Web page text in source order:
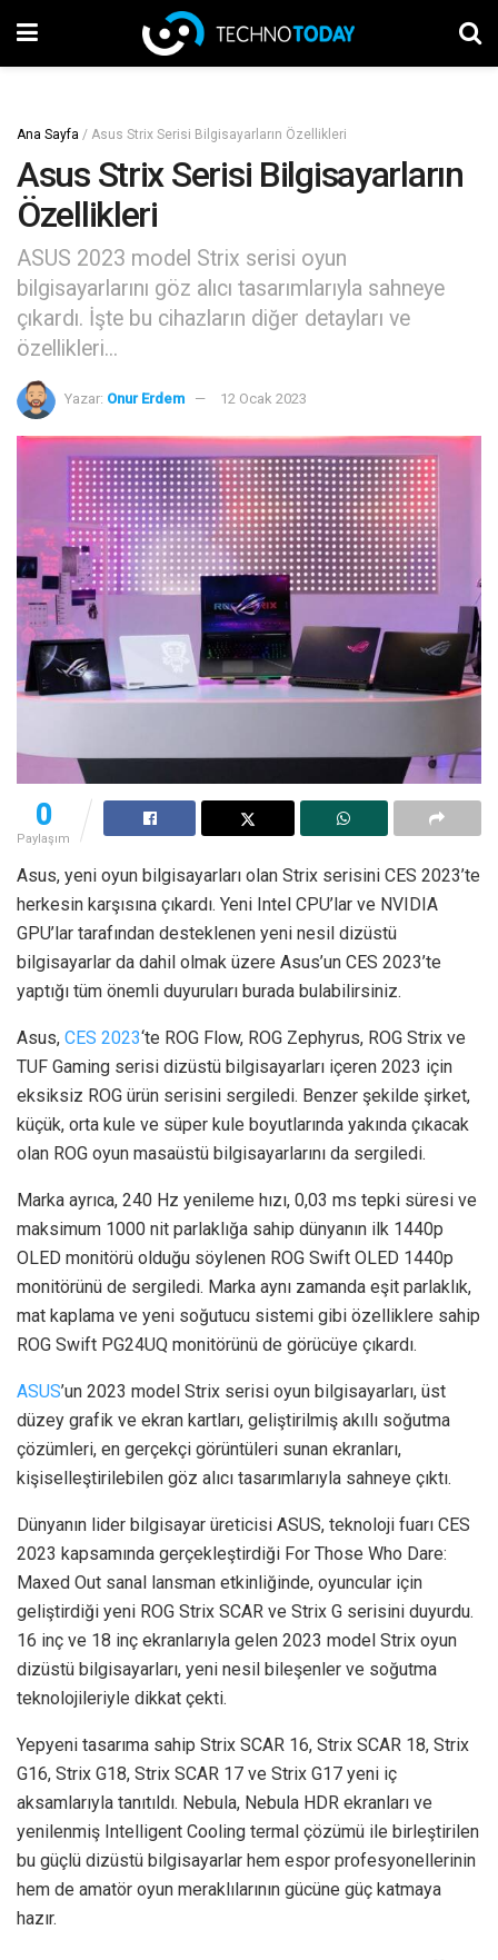
Ana Sayfa / Asus Strix Serisi Bilgisayarların Özellikleri
Asus Strix Serisi Bilgisayarların
Özellikleri
ASUS 2023 model Strix serisi oyun
bilgisayarlarını göz alıcı tasarımlarıyla sahneye
çıkardı. İşte bu cihazların diğer detayları ve
özellikleri...
Yazar: Onur Erdem 12 Ocak 2023
0
Paylaşım
Asus, yeni oyun bilgisayarları olan Strix serisini CES 2023’te
herkesin karşısına çıkardı. Yeni Intel CPU’lar ve NVIDIA
GPU’lar tarafından desteklenen yeni nesil dizüstü
bilgisayarlar da dahil olmak üzere Asus’un CES 2023’te
yaptığı tüm önemli duyuruları burada bulabilirsiniz.
Asus, CES 2023‘te ROG Flow, ROG Zephyrus, ROG Strix ve
TUF Gaming serisi dizüstü bilgisayarları içeren 2023 için
eksiksiz ROG ürün serisini sergiledi. Benzer şekilde şirket,
küçük, orta kule ve süper kule boyutlarında yakında çıkacak
olan ROG oyun masaüstü bilgisayarlarını da sergiledi.
Marka ayrıca, 240 Hz yenileme hızı, 0,03 ms tepki süresi ve
maksimum 1000 nit parlaklığa sahip dünyanın ilk 1440p
OLED monitörü olduğu söylenen ROG Swift OLED 1440p
monitörünü de sergiledi. Marka aynı zamanda eşit parlaklık,
mat kaplama ve yeni soğutucu sistemi gibi özelliklere sahip
ROG Swift PG24UQ monitörünü de görücüye çıkardı.
ASUS’un 2023 model Strix serisi oyun bilgisayarları, üst
düzey grafik ve ekran kartları, geliştirilmiş akıllı soğutma
çözümleri, en gerçekçi görüntüleri sunan ekranları,
kişiselleştirilebilen göz alıcı tasarımlarıyla sahneye çıktı.
Dünyanın lider bilgisayar üreticisi ASUS, teknoloji fuarı CES
2023 kapsamında gerçekleştirdiği For Those Who Dare:
Maxed Out sanal lansman etkinliğinde, oyuncular için
geliştirdiği yeni ROG Strix SCAR ve Strix G serisini duyurdu.
16 inç ve 18 inç ekranlarıyla gelen 2023 model Strix oyun
dizüstü bilgisayarları, yeni nesil bileşenler ve soğutma
teknolojileriyle dikkat çekti.
Yepyeni tasarıma sahip Strix SCAR 16, Strix SCAR 18, Strix
G16, Strix G18, Strix SCAR 17 ve Strix G17 yeni iç
aksamlarıyla tanıtıldı. Nebula, Nebula HDR ekranları ve
yenilenmiş Intelligent Cooling termal çözümü ile birleştirilen
bu güçlü dizüstü bilgisayarlar hem espor profesyonellerinin
hem de amatör oyun meraklılarının gücüne güç katmaya
hazır.